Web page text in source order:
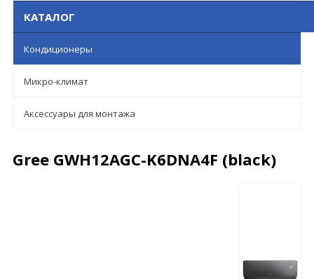
КАТАЛОГ
Кондиционеры
Микро-климат
Аксессуары для монтажа
Gree GWH12AGC-K6DNA4F (black)